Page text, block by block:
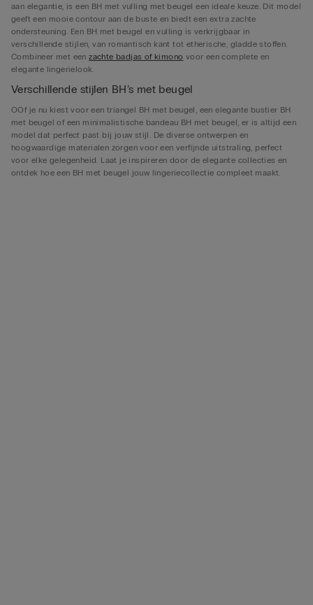
aan elegantie, is een BH met vulling met beugel een ideale keuze. Dit model
geeft een mooie contour aan de buste en biedt een extra zachte
ondersteuning. Een BH met beugel en vulling is verkrijgbaar in
verschillende stijlen, van romantisch kant tot etherische, gladde stoffen.
Combineer met eenzachte badjas of kimono voor een complete en
elegante lingerielook.
Verschillende stijlen BH’s met beugel
OOf je nu kiest voor een triangel BH met beugel, een elegante bustier BH
met beugel of een minimalistische bandeau BH met beugel, er is altijd een
model dat perfect past bij jouw stijl. De diverse ontwerpen en
hoogwaardige materialen zorgen voor een verfijnde uitstraling, perfect
voor elke gelegenheid. Laat je inspireren door de elegante collecties en
ontdek hoe een BH met beugel jouw lingeriecollectie compleet maakt.